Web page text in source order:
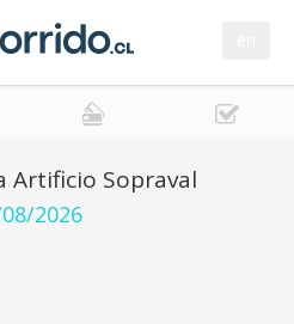
Artificio Sopraval
2026